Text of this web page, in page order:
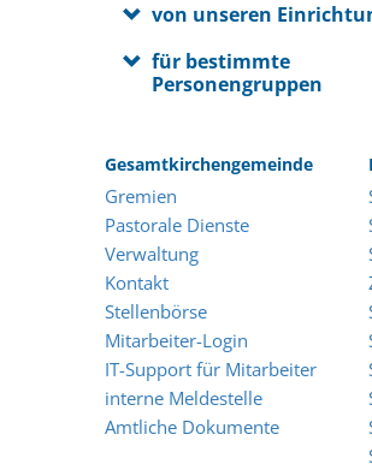
von unseren
für bestimmte
Personengruppen
Gesamtkirchengemeinde
Gremien
Pastorale Dienste
Verwaltung
Kontakt
Stellenbörse
Mitarbeiter-Login
IT-Support für Mitarbeiter
interne Meldestelle
Amtliche Dokumente